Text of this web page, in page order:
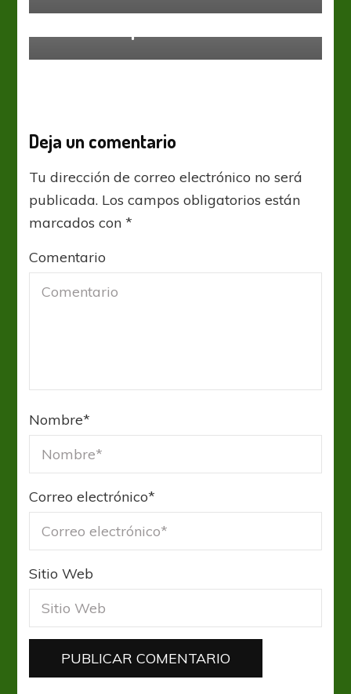
Deja un comentario
Tu dirección de correo electrónico no será
publicada. Los campos obligatorios están
marcados con*
Comentario
Nombre*
Correo electrónico*
Sitio Web